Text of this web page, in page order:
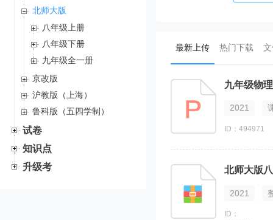
北师大版
八年级上册
八年级下册
九年级全一册
京改版
沪教版（上海）
鲁科版（五四学制）
试卷
知识点
升级考
最新上传(current)
热门下载
2021
ID：494971
北师大版
2021
ID：